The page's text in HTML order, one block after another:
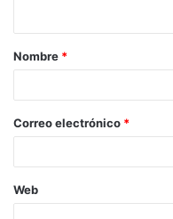
Nombre *
Correo electrónico *
Web